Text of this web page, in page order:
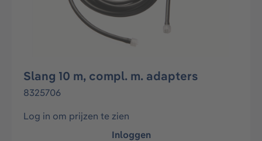
Slang 10 m, compl. m. adapters
8325706
Log in om prijzen te zien
Inloggen